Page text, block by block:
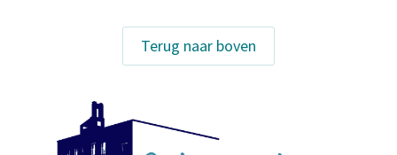
gratis toegang tot totaal 17
voorstellingen.
waardoor per voorstelling maar één
kaart gratis besteld kan worden. Bij
Terug naar boven